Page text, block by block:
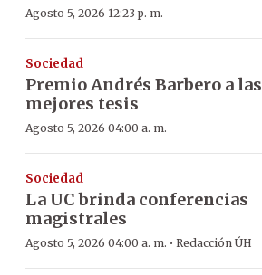
Agosto 5, 2026 12:23 p. m.
Sociedad
Premio Andrés Barbero a las
mejores tesis
Agosto 5, 2026 04:00 a. m.
Sociedad
La UC brinda conferencias
magistrales
Agosto 5, 2026 04:00 a. m. · Redacción ÚH